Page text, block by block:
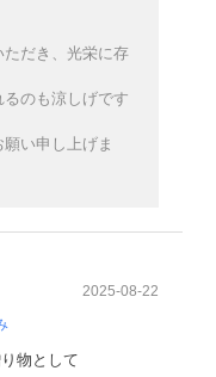
だき、光栄に存
のも涼しげです
い申し上げま
2025-08-22
物として